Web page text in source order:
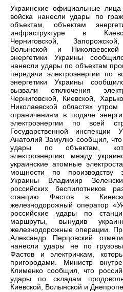
Украинские официальные
войска нанесли удары по
объектам, объектам
инфраструктуре в
Черниговской,
Волынской и Николаевской
энергетики Украины
нанесли удары по объектам
передачи электроэнергии по
энергетики Украины
вызвали отключения
Черниговской, Киевской,
Николаевской областях
ограничениям в подаче
электроэнергии по всей
Государственной инспекции
Анатолий Замулко сообщил,
удары по объектам,
электроэнергию между
украинские атомные
мощности по производству
Украины Владимир
российских беспилотников
станцию ​​Фастов в
железнодорожный оператор
российские удары по
маршруты, вынудив
железнодорожные операции.
Александр Перцовский
нанесли удары не по
Фастов и электричкам,
пригородами. Министр
Клименко сообщил, что
удары по складам
Киевской, Волынской и